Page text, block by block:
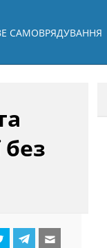
САМОВРЯДУВАННЯ
без